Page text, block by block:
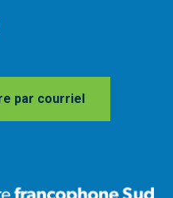
par courriel